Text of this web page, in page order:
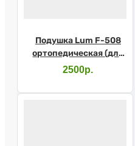
Подушка Lum F-508
ортопедическая (для
путешествий)
2500р.